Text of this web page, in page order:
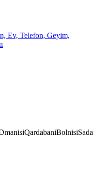
QardabaniBolnisi